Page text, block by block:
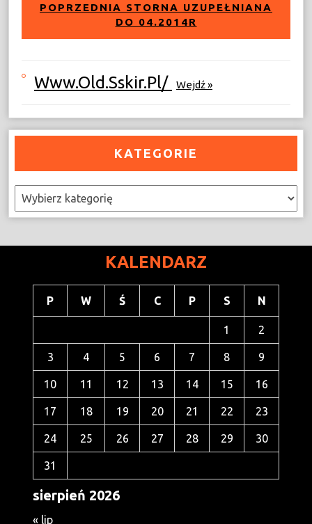
POPRZEDNIA STORNA UZUPEŁNIANA
DO 04.2014R
Www.old.sskir.pl/ Wejdź »
KATEGORIE
Kategorie
KALENDARZ
sierpień 2026
P W Ś C P S N
1 2
3 4 5 6 7 8 9
10 11 12 13 14 15 16
17 18 19 20 21 22 23
24 25 26 27 28 29 30
31
« lip